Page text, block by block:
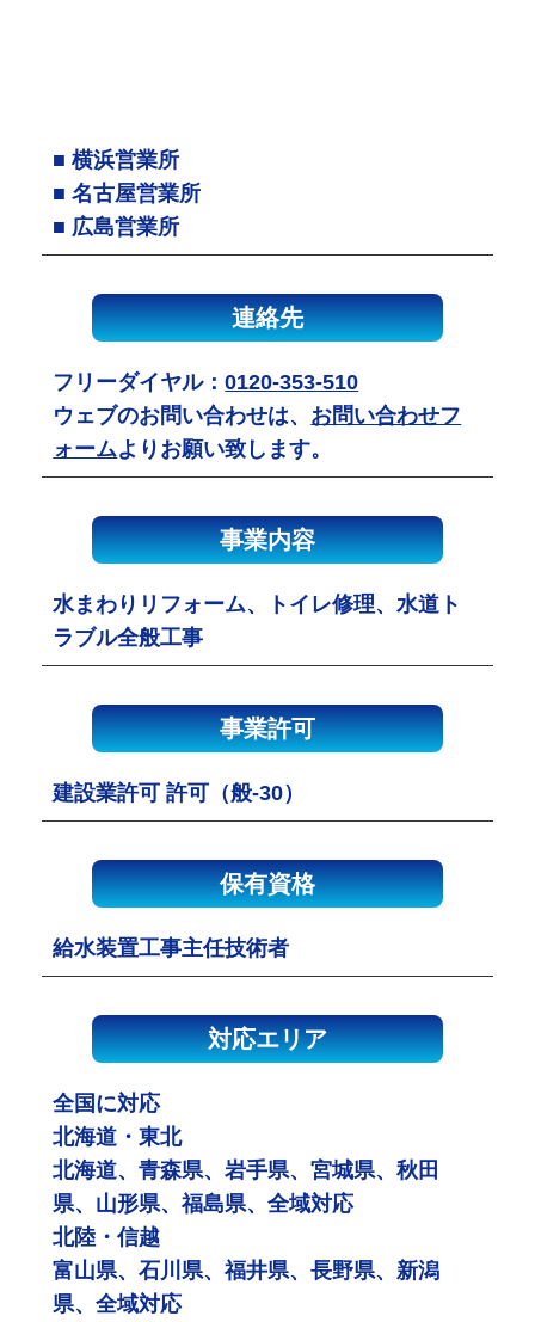
■ 横浜営業所
■ 名古屋営業所
■ 広島営業所
連絡先
フリーダイヤル：0120-353-510
ウェブのお問い合わせは、 お問い合わせフ
ォームよりお願い致します。
事業内容
水まわりリフォーム、トイレ修理、水道ト
ラブル全般工事
事業許可
建設業許可 許可（般-30）
保有資格
給水装置工事主任技術者
対応エリア
全国に対応
北海道・東北
北海道、青森県、岩手県、宮城県、秋田
県、山形県、福島県、全域対応
北陸・信越
富山県、石川県、福井県、長野県、新潟
県、全域対応